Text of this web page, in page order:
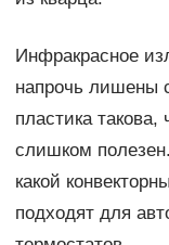
Инфракрасное
напрочь лишены
пластика такова,
слишком
какой
подходят для